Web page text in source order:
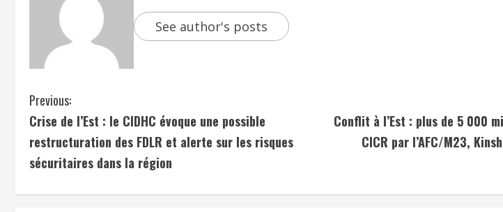
See author's posts
Previous:
Crise de l’Est : le CIDHC évoque une possible
restructuration des FDLR et alerte sur les risques
sécuritaires dans la région
Conflit à l’Est : plus de 5 000
CICR par l’AFC/M23,